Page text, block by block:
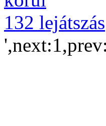
132 lejátszás